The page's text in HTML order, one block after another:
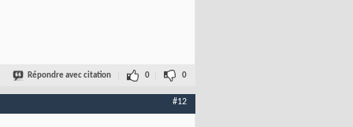
Répondre avec citation 0 0
#12